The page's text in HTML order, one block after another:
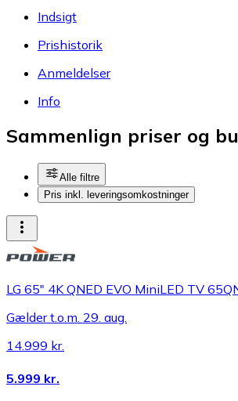
Indsigt
Prishistorik
Anmeldelser
Info
Sammenlign priser og
Alle filtre
Pris inkl. leveringsomkostninger
LG 65" 4K QNED EVO MiniLED TV
Gælder t.o.m. 29. aug.
14.999 kr.
5.999 kr.